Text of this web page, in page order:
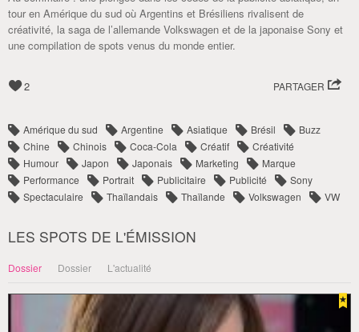
tour en Amérique du sud où Argentins et Brésiliens rivalisent de
créativité, la saga de l’allemande Volkswagen et de la japonaise Sony et
une compilation de spots venus du monde entier.
2 PARTAGER
Amérique du sud Argentine Asiatique Brésil
Buzz
Chine
Chinois Coca-Cola Créatif
Créativité
Humour
Japon Japonais Marketing
Marque
Performance
Portrait Publicitaire Publicité
Sony
Spectaculaire
Thaïlandais Thaïlande Volkswagen VW
LES SPOTS DE L'ÉMISSION
Dossier Dossier L'actualité